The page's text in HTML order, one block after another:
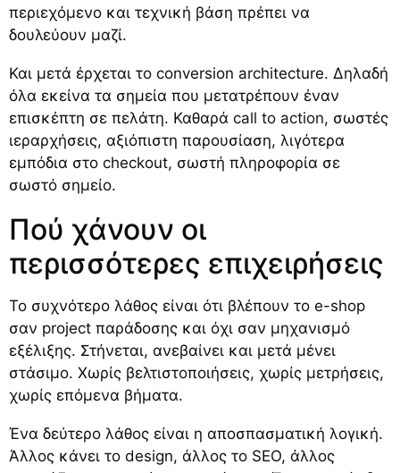
περιεχόμενο και τεχνική βάση πρέπει να
δουλεύουν μαζί.
Και μετά έρχεται το conversion architecture. Δηλαδή
όλα εκείνα τα σημεία που μετατρέπουν έναν
επισκέπτη σε πελάτη. Καθαρά call to action, σωστές
ιεραρχήσεις, αξιόπιστη παρουσίαση, λιγότερα
εμπόδια στο checkout, σωστή πληροφορία σε
σωστό σημείο.
Πού χάνουν οι
περισσότερες επιχειρήσεις
Το συχνότερο λάθος είναι ότι βλέπουν το e-shop
σαν project παράδοσης και όχι σαν μηχανισμό
εξέλιξης. Στήνεται, ανεβαίνει και μετά μένει
στάσιμο. Χωρίς βελτιστοποιήσεις, χωρίς μετρήσεις,
χωρίς επόμενα βήματα.
Ένα δεύτερο λάθος είναι η αποσπασματική λογική.
Άλλος κάνει το design, άλλος το SEO, άλλος